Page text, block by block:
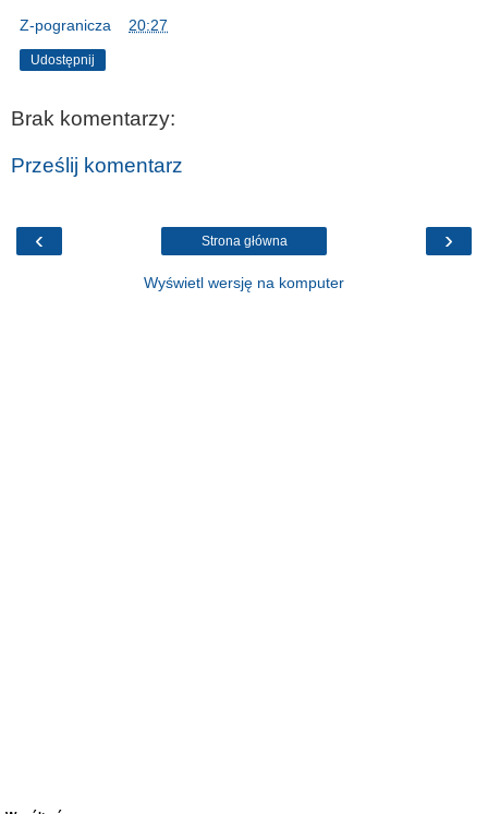
Z-pogranicza 20:27
Udostępnij
Brak komentarzy:
Prześlij komentarz
‹ ›
Strona główna
Wyświetl wersję na komputer